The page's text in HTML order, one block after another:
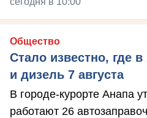
Общество
Стало известно, где
и дизель 7 августа
В городе-курорте Анапа
работают 26